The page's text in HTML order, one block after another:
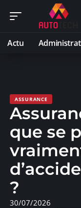
Actu
ASSURANCE
que se
?
30/07/2026